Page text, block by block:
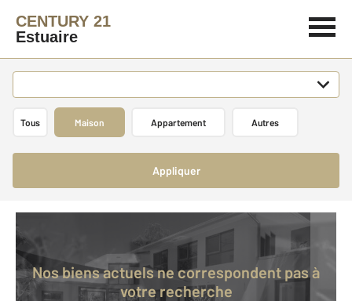
CENTURY 21
Estuaire
Tous Maison Appartement Autres
Appliquer
Nos biens actuels ne correspondent pas à
votre recherche